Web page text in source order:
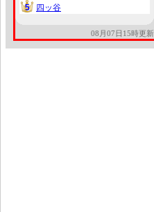
5
5 四ッ谷
08月07日15時更新